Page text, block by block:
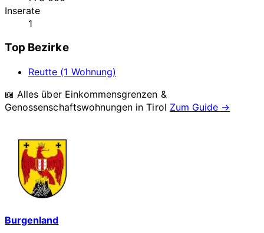
Inserate
1
Top Bezirke
Reutte (1 Wohnung)
📖 Alles über Einkommensgrenzen &
Genossenschaftswohnungen inTirol Zum Guide →
Burgenland